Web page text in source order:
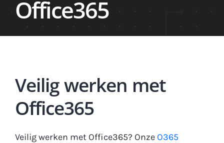
Office365 Security
Office365 Awareness
Office365
Veilig werken met
Office365
Veilig werken met Office365? Onze O365